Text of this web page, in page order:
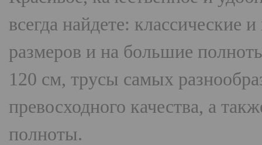
всегда найдете:
размеров и на большие
120 см, трусы самых
превосходного качества, а
полноты.